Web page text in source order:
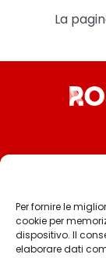
Per fornire le
cookie per
dispositivo. Il
elaborare dati
La